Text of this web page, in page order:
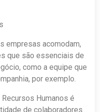
empresas acomodam,
que são essenciais de
como a equipe que
por exemplo.
Humanos é
de colaboradores